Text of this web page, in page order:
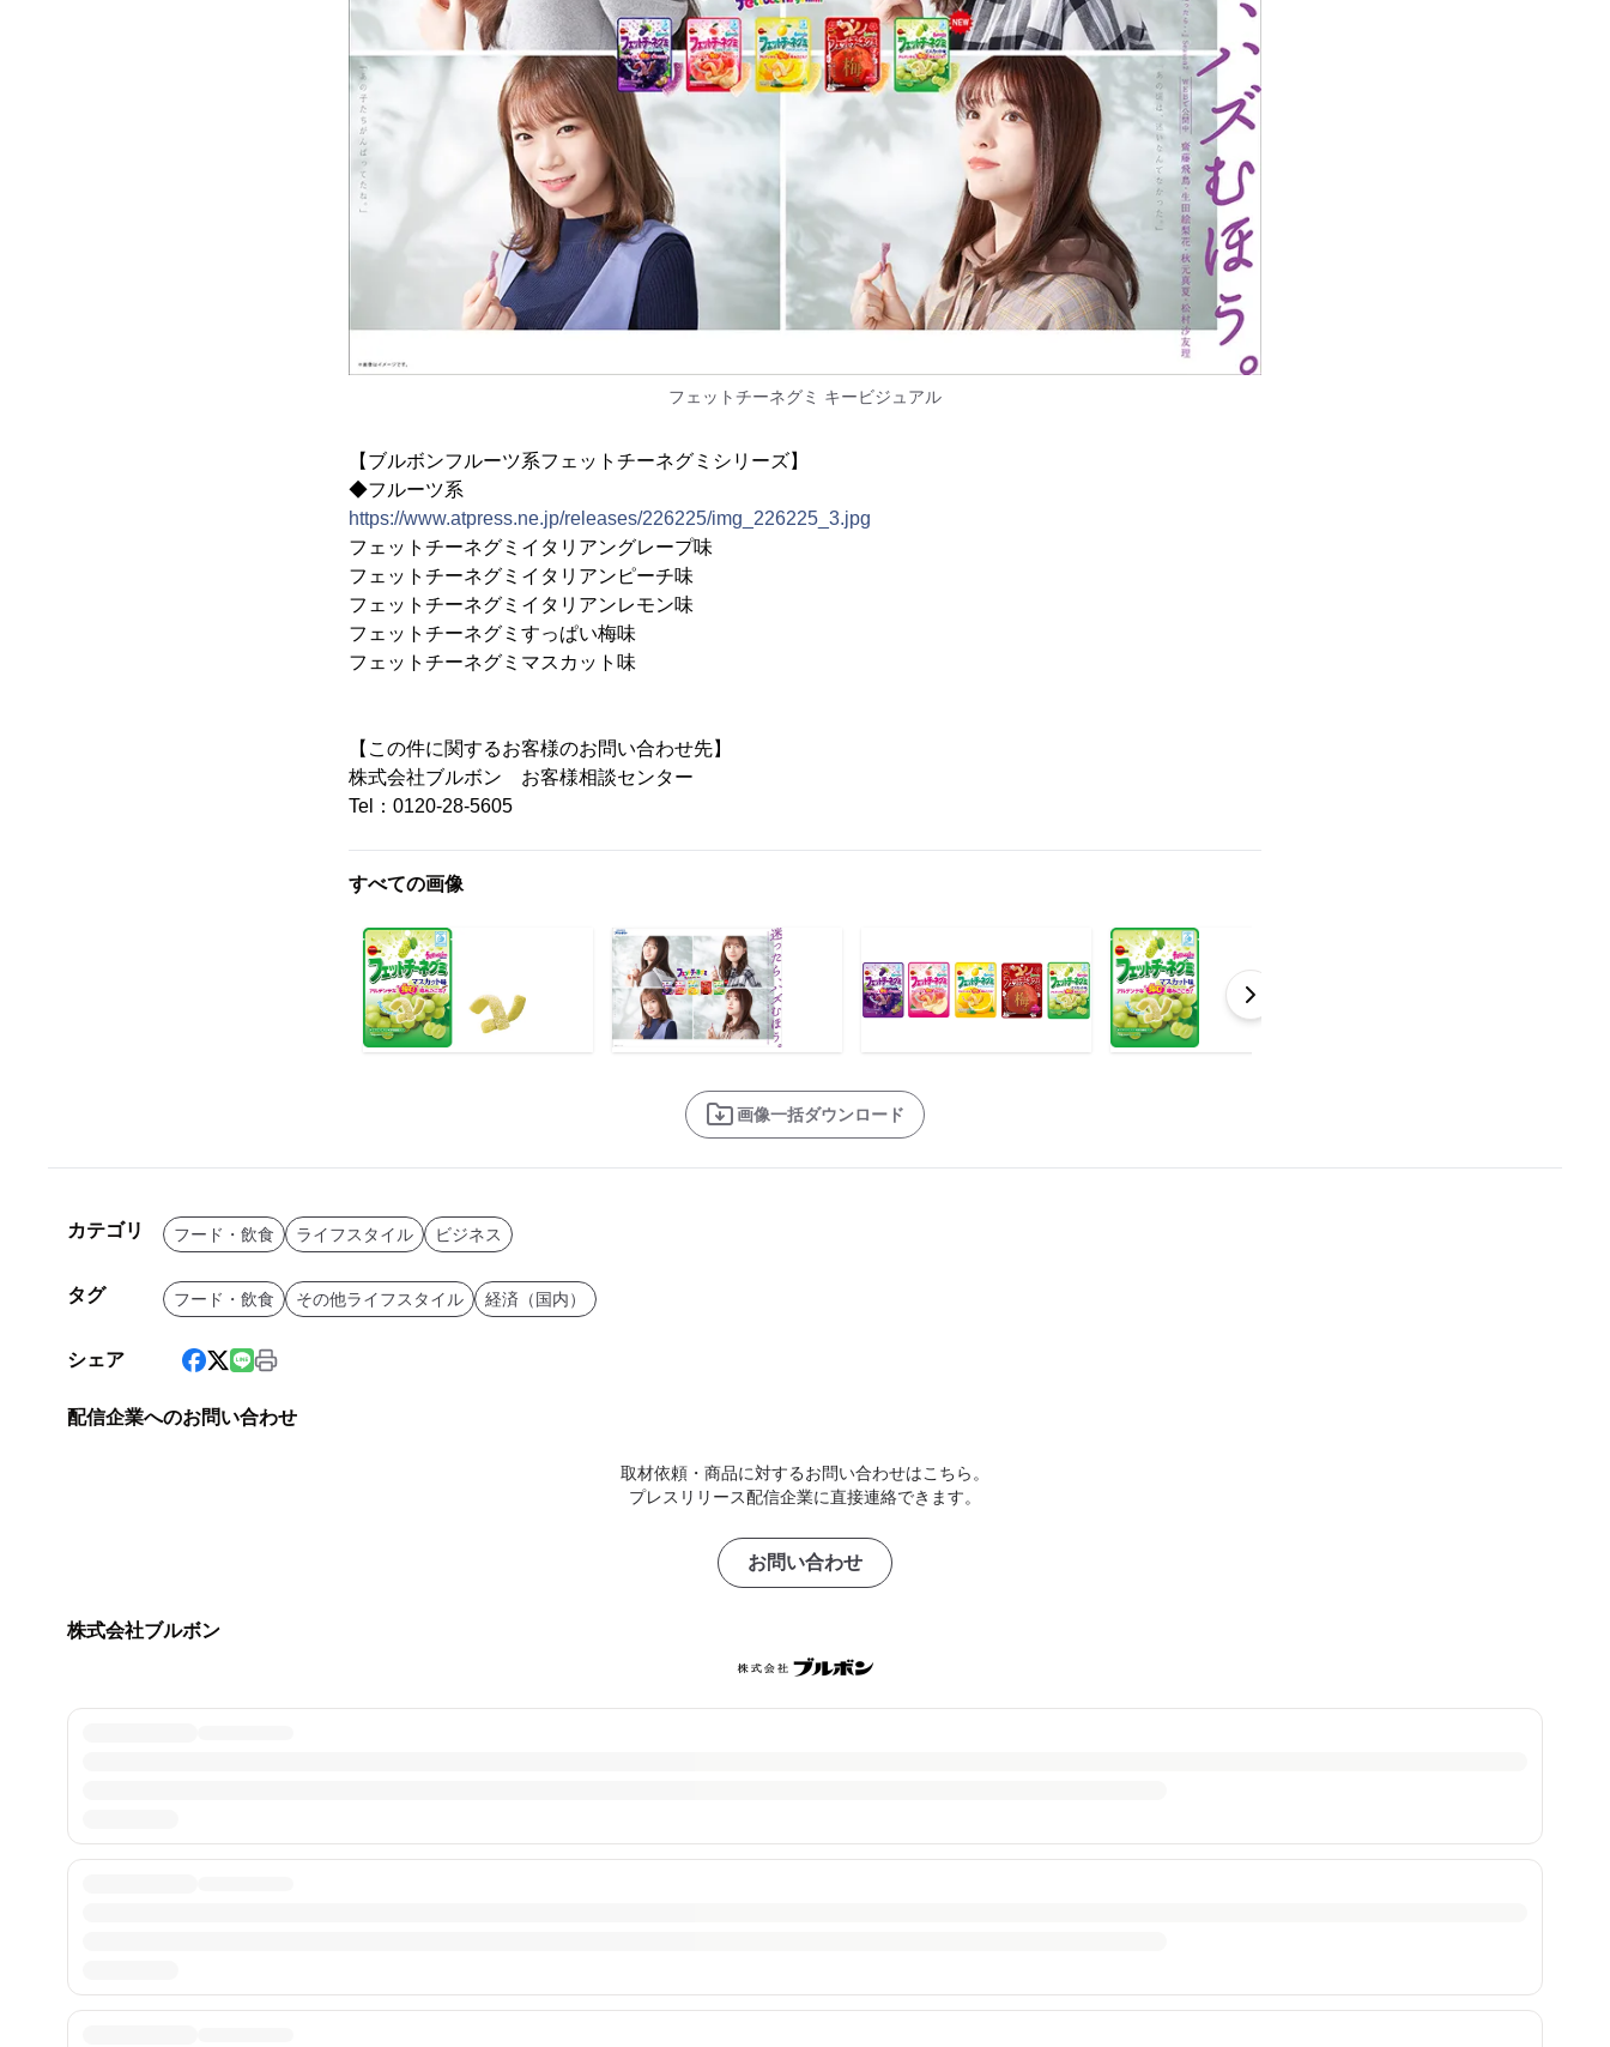
フェットチーネグミ キービジュアル
【ブルボンフルーツ系フェットチーネグミシリーズ】
◆フルーツ系
https://www.atpress.ne.jp/releases/226225/img_226225_3.jpg
フェットチーネグミイタリアングレープ味
フェットチーネグミイタリアンピーチ味
フェットチーネグミイタリアンレモン味
フェットチーネグミすっぱい梅味
フェットチーネグミマスカット味
【この件に関するお客様のお問い合わせ先】
株式会社ブルボン お客様相談センター
Tel：0120-28-5605
すべての画像
画像一括ダウンロード
カテゴリ フード・飲食 ライフスタイル ビジネス
タグ フード・飲食 その他ライフスタイル 経済（国内）
シェア
配信企業へのお問い合わせ
取材依頼・商品に対するお問い合わせはこちら。
プレスリリース配信企業に直接連絡できます。
お問い合わせ
株式会社ブルボン